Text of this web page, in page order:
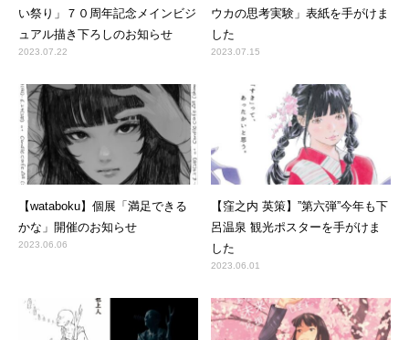
い祭り」７０周年記念メインビジ
ュアル描き下ろしのお知らせ
2023.07.22
ウカの思考実験」表紙を手がけま
した
2023.07.15
【wataboku】個展「満足できる
かな」開催のお知らせ
2023.06.06
【窪之内 英策】”第六弾”今年も下
呂温泉 観光ポスターを手がけま
した
2023.06.01